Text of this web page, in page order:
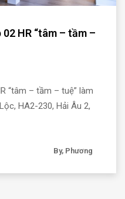
HR “tâm – tầm –
“tâm – tầm – tuệ” làm
HA2-230, Hải Âu 2,
By, Phương